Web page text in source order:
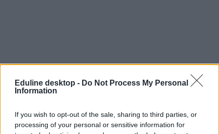
Eduline desktop - Do Not Process My Personal
Information
If you wish to opt-out of the sale, sharing to third parties, or
processing of your personal or sensitive information for